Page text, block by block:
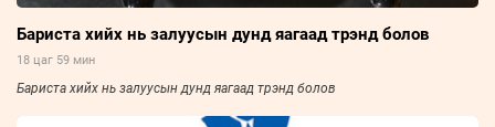
Бариста хийх нь залуусын дунд яагаад трэнд болов
18 цаг 59 мин
Бариста хийх нь залуусын дунд яагаад трэнд болов